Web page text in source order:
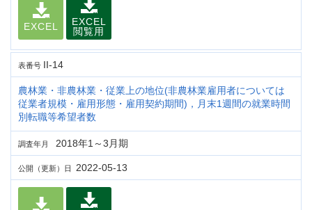
EXCEL
EXCEL
閲覧用
表番号 II-14
農林業・非農林業・従業上の地位(非農林業雇用者については
従業者規模・雇用形態・雇用契約期間)，月末1週間の就業時間
別転職等希望者数
調査年月 2018年1～3月期
公開（更新）日 2022-05-13